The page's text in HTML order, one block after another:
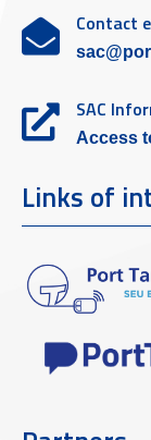
Contact
SAC
Access
Links of